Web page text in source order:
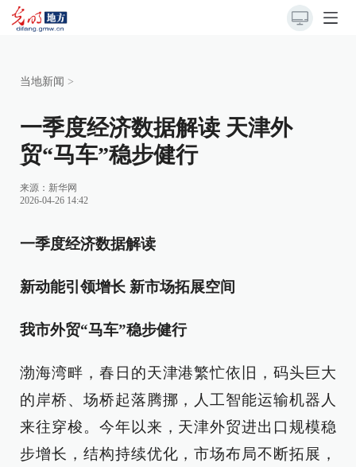
当地新闻 >
一季度经济数据解读 天津外
贸“马车”稳步健行
来源： 新华网
2026-04-26 14:42
一季度经济数据解读
新动能引领增长 新市场拓展空间
我市外贸“马车”稳步健行
渤海湾畔，春日的天津港繁忙依旧，码头巨大
的岸桥、场桥起落腾挪，人工智能运输机器人
来往穿梭。今年以来，天津外贸进出口规模稳
步增长，结构持续优化，市场布局不断拓展，